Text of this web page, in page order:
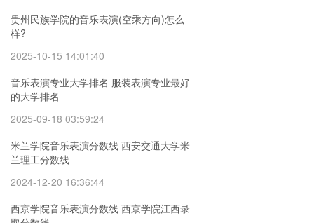
贵州民族学院的音乐表演(空乘方向)怎么
样?
2025-10-15 14:01:40
音乐表演专业大学排名 服装表演专业最好
的大学排名
2025-09-18 03:59:24
米兰学院音乐表演分数线 西安交通大学米
兰理工分数线
2024-12-20 16:36:44
西京学院音乐表演分数线 西京学院江西录